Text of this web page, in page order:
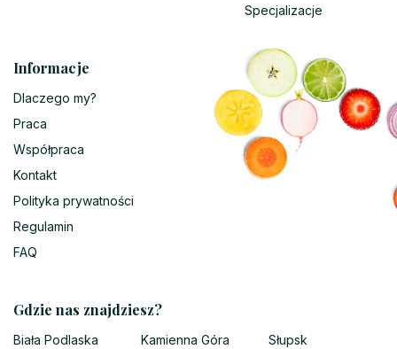
Specjalizacje
Informacje
Dlaczego my?
Praca
Współpraca
Kontakt
Polityka prywatności
Regulamin
FAQ
Gdzie nas znajdziesz?
Biała Podlaska
Kamienna Góra
Słupsk